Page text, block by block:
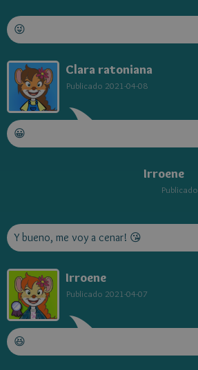
😜
Clara ratoniana
Publicado 2021-04-08
😀
Irroene
Publicado
Y bueno, me voy a cenar! 😘
Irroene
Publicado 2021-04-07
😆